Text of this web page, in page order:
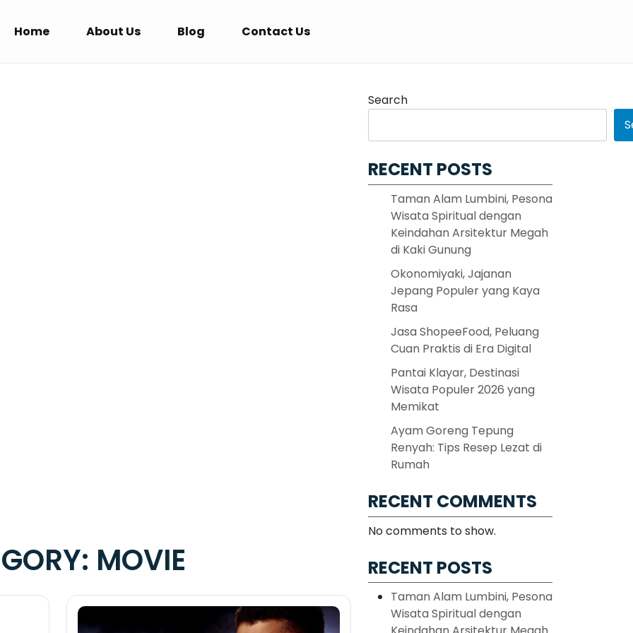
Home About Us Blog Contact Us
MOVIE
Search
RECENT POSTS
Taman Alam Lumbini, Pesona
Wisata Spiritual dengan
Keindahan Arsitektur Megah
di Kaki Gunung
Okonomiyaki, Jajanan
Jepang Populer yang Kaya
Rasa
Jasa ShopeeFood, Peluang
Cuan Praktis di Era Digital
Pantai Klayar, Destinasi
Wisata Populer 2026 yang
Memikat
Ayam Goreng Tepung
Renyah: Tips Resep Lezat di
Rumah
RECENT COMMENTS
No comments to show.
RECENT POSTS
Taman Alam Lumbini, Pesona
Wisata Spiritual dengan